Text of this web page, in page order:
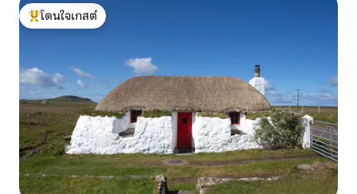
โดนใจเกสต์ที่สุด
โดนใจเกสต์